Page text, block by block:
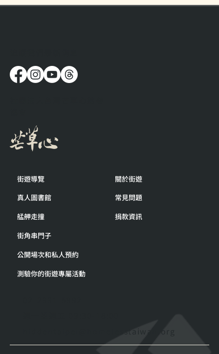
流浪時，人都在想些什麼呢？
街遊導覽
真人圖書館
艋舺走撞
街角串門子
公開場次和私人預約
測驗你的街遊專屬活動
關於街遊
常見問題
捐款資訊